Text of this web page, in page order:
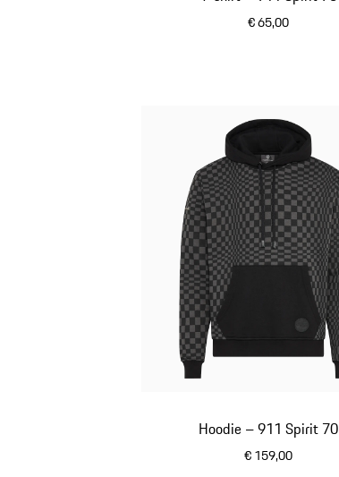
€ 65,00
Hoodie – 911 Spirit 70
€ 159,00